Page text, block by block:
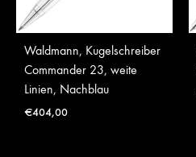
Waldmann, Kugelschreiber
Commander 23, weite
Linien, Nachblau
€404,00